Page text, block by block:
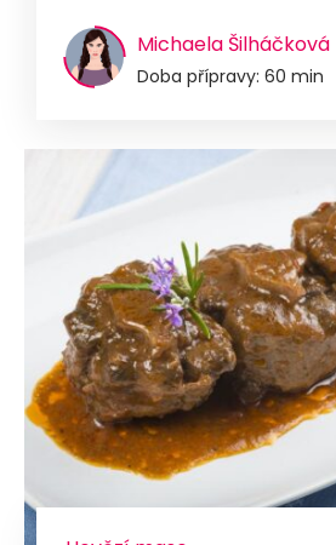
Michaela Šilháčková
Doba přípravy: 60 min